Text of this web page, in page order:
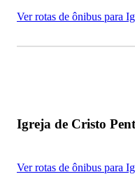
Ver rotas de ônibus para
Igreja de Cristo
Ver rotas de ônibus para